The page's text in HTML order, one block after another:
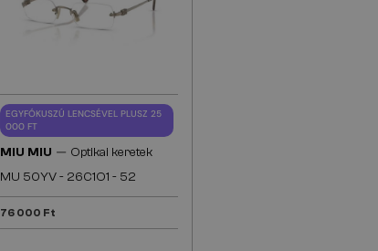
EGYFÓKUSZÚ LENCSÉVEL PLUSZ 25
000 FT
MIU MIU — Optikai keretek
MU 50YV - 26C1O1 - 52
76 000 Ft